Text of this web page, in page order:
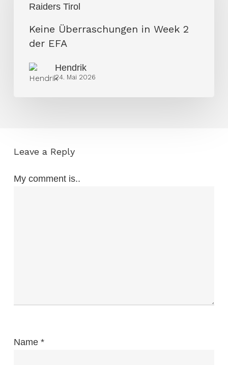
Raiders Tirol
Week
Keine Überraschungen in Week 2
der EFA
Hendrik
24. Mai 2026
Leave a Reply
My comment is..
Name *